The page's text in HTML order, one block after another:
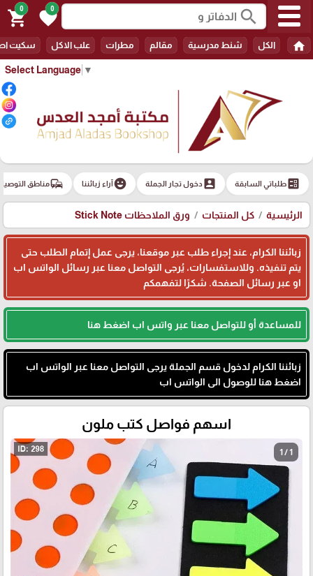
Select Language ▼
search
0
favorite
0
shopping_cart
home الكل شنط مدرسية مقالم مطرات علب الاكل سكيت
ballotطلباتي السابقة account_boxدخول تجار الجملة emoji_emotionsآراء زبائننا commuteمناطق
الرئيسية كل المنتجات ورق الملاحظات Stick Note
زبائننا الكرام، عند إجراء طلب عبر موقعنا، يرجى عمل إتمام الطلب حتى
يتم تنفيذه. وللاستفسارات، يُرجى التواصل معنا عبر رسائل الواتس اب
او عبر رسائل الصفحة. شكرًا لتفهمكم
للمساعدة أو للتواصل معنا عبر واتس اب اضغط هنا
زبائننا الكرام لدخول قسم الجملة يرجى التواصل معنا عبر الواتس اب
اضغط هنا للوصول الى الواتس اب
اسهم فواصل كتب ملون
1 / 1